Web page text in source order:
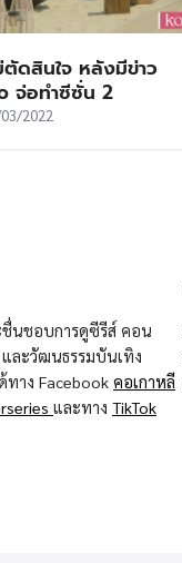
ดสินใจ หลังมีข่าว
จ่อทำซีซั่น 2
2022
นชอบการดูซีรีส์ คอน
ละวัฒนธรรมบันเทิง
ทาง Facebook คอเกาหลี
และทาง TikTok